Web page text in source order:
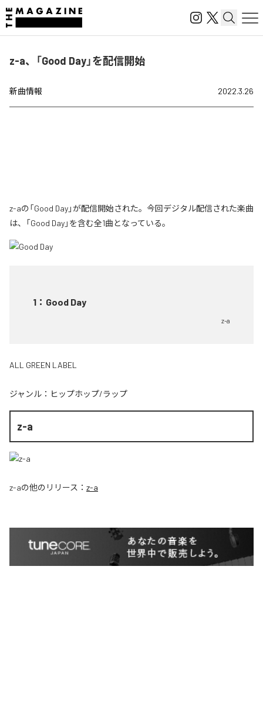
z-a、「Good Day」を配信開始
新曲情報 2022.3.26
z-aの「Good Day」が配信開始された。今回デジタル配信された楽曲
は、「Good Day」を含む全1曲となっている。
1 ： Good Day
z-a
ALL GREEN LABEL
ジャンル： ヒップホップ/ラップ
z-a
z-aの他のリリース： z-a